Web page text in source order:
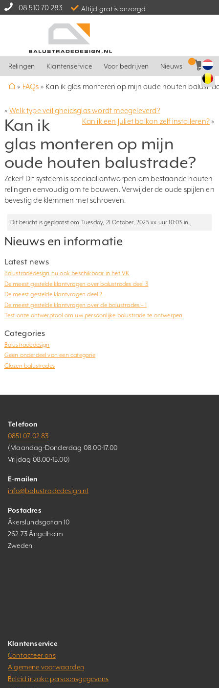
08 510 70 283 Altijd gratis bezorgd
Relingen Klantenservice Voor bedrijven Nieuws
⌂ » FAQs » Kan ik glas monteren op mijn oude houten
« Welk type veiligheidsglas wordt meegeleverd?
Kan ik een Juliet balkon zelf installeren?»
Kan ik
glas monteren op mijn
oude houten balustrade?
Zeker! Dit systeem is speciaal ontworpen om bestaande houten
relingen eenvoudig om te bouwen. Verwijder de oude spijlen en
bevestig de klemmen met schroeven.
Dit bericht is geplaatst om Tuesday, 21 October, 2025 xx uur 10:03 in .
Nieuws en informatie
Latest news
Balustradedesign nu ook beschikbaar in het VK
De meest gestelde klantvragen over balustrades deel 3
De meest gestelde klantvragen deel 2
De meest gestelde klantvragen over de balustrades – 1
Test onze ontwerptool om uw persoonlijke balustrade te ontwerpen
Categories
Balustradedesign
Geen onderdeel van een categorie
Glazen balustrades
Telefoon
0851 07 02 83
(Maandag-Donderdag 08.00-17.00
Vrijdag 08.00-15.00)
E-mailen
info@balustradedesign.nl
Postadres
Åkerslundsgatan 10
262 73 Ängelholm
Zweden
Klantenservice
Contacteer ons
Algemene voorwaarden
Beleid inzake persoonsgegevens